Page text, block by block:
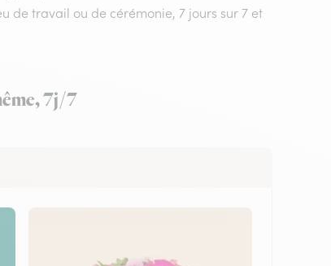
de travail ou de cérémonie, 7 jours sur 7 et
7j/7